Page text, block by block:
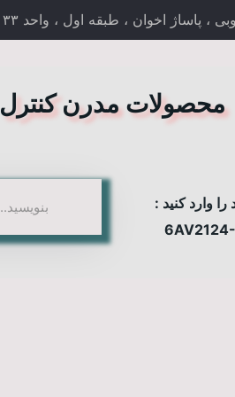
پاساژ اخوان ، طبقه اول ، واحد ۳۳ .
محصولات مدرن کنترل
وارد کنید :